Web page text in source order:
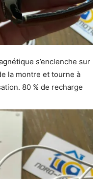
s’enclenche sur
la montre et tourne à
80 % de recharge